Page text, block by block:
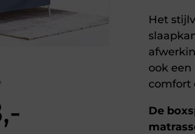
Het
ook een
comfort
De